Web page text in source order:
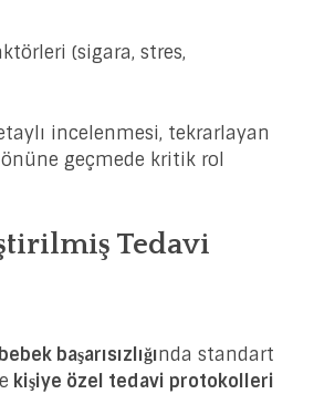
(sigara, stres,
incelenmesi, tekrarlayan
önüne geçmede kritik rol
Tedavi
başarısızlığında standart
kişiye özel tedavi protokolleri